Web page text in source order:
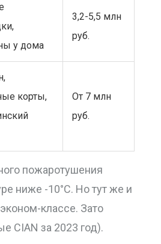
у дома
3,2-5,5 млн
руб.
корты,
От 7 млн
руб.
пожаротушения
ниже -10°C. Но тут же и
классе. Зато
CIAN за 2023 год).